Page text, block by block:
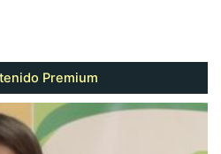
Premium